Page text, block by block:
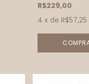
R$229,00
4 x de R$57,25